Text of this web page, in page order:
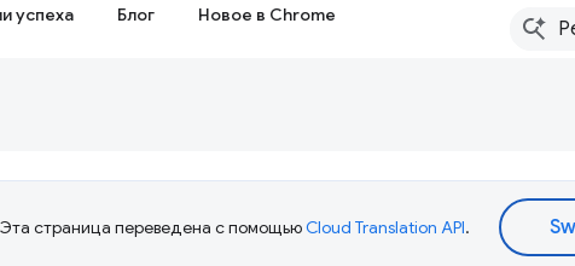
успеха Блог Новое в Chrome
Эта страница переведена с помощьюCloud Translation API.